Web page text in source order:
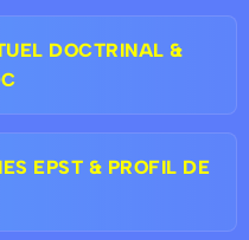
DOCTRINAL &
EPST & PROFIL DE